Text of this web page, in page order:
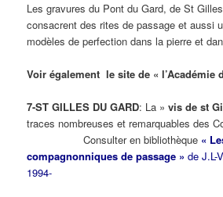
Les gravures du Pont du Gard, de St
consacrent des rites de passage et aussi
modèles de perfection dans la pierre et
Voir également le site de « l’Académie
7-ST GILLES DU GARD: La » vis de st
traces nombreuses et remarquables
Consulter en bibliothèque «
compagnonniques de passage » de J.L-
1994-